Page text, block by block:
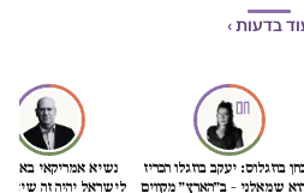
בדעות ›
בוזגלוס: יעקב בוזגלו הכריז
שמאלני – ב״הארץ״ מקווים
נשיא אמריקאי באמת
לישראל יהיה זה